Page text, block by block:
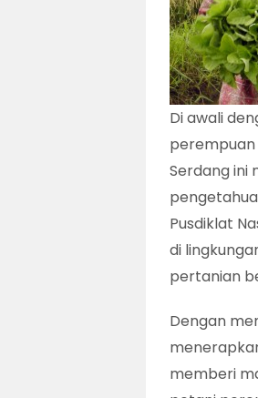
Di awali
perempuan
Serdang ini
Pusdiklat
di
pertanian
Dengan
memberi